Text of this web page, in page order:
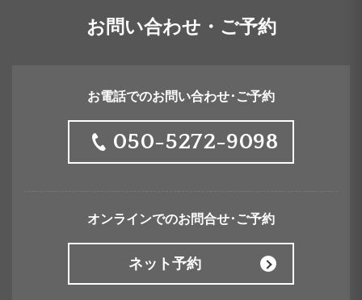
お問い合わせ・ご予約
お電話でのお問い合わせ･ご予約
050-5272-9098
オンラインでのお問合せ･ご予約
ネット予約